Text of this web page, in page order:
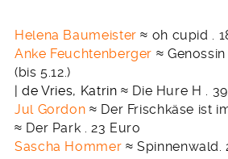
Helena Baumeister≈ oh cupid .
Anke Feuchtenberger ≈
(bis 5.12.)
| de Vries, Katrin ≈ Die Hure H .
Jul Gordon ≈ Der Frischkäse ist
≈ Der Park . 23 Euro
Sascha Hommer ≈ Spinnenwald.